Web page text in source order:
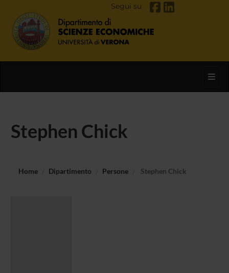
Segui su
Stephen Chick
Home Dipartimento Persone Stephen Chick